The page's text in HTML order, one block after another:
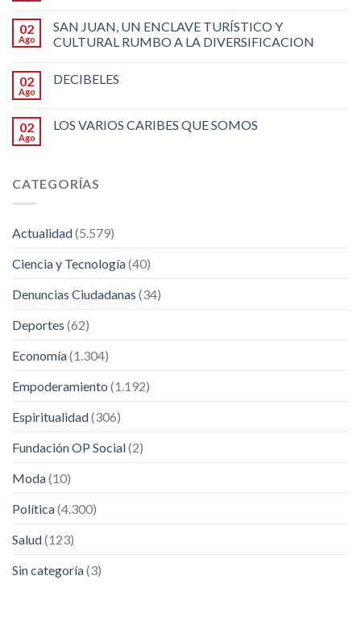
02
Ago
SAN JUAN, UN ENCLAVE TURÍSTICO Y
CULTURAL RUMBO A LA DIVERSIFICACION
02
Ago
DECIBELES
02
Ago
LOS VARIOS CARIBES QUE SOMOS
CATEGORÍAS
Actualidad(5.579)
Ciencia y Tecnología(40)
Denuncias Ciudadanas (34)
Deportes (62)
Economía(1.304)
Empoderamiento (1.192)
Espiritualidad(306)
Fundación OP Social(2)
Moda(10)
Política(4.300)
Salud(123)
Sin categoría(3)